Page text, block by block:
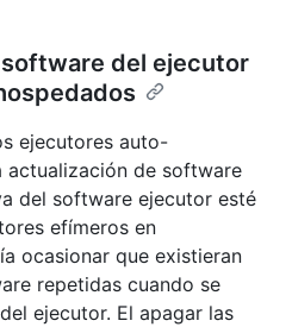
del ejecutor
ejecutores auto-
actualización de software
del software ejecutor esté
efímeros en
ocasionar que existieran
repetidas cuando se
ejecutor. El apagar las